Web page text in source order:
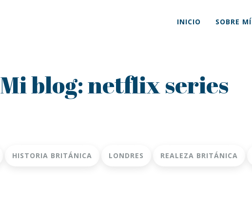
INICIO SOBRE MÍ
Mi blog: netflix series
HISTORIA BRITÁNICA LONDRES REALEZA BRITÁNICA